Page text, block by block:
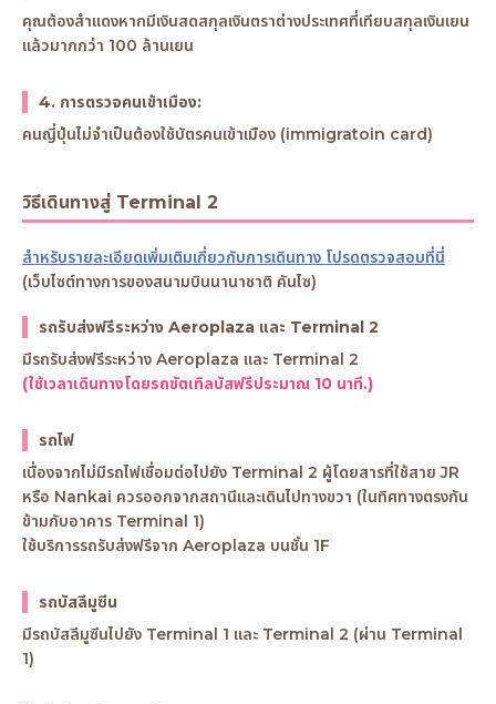
คุณต้องสำแดงหากมีเงินสดสกุลเงินตราต่างประเทศที่เทียบสกุลเงินเยน
แล้วมากกว่า 100 ล้านเยน
4. การตรวจคนเข้าเมือง:
คนญี่ปุ่นไม่จำเป็นต้องใช้บัตรคนเข้าเมือง (immigratoin card)
วิธีเดินทางสู่ Terminal 2
สำหรับรายละเอียดเพิ่มเติมเกี่ยวกับการเดินทาง โปรดตรวจสอบที่นี่
(เว็บไซต์ทางการของสนามบินนานาชาติ คันไซ)
รถรับส่งฟรีระหว่าง Aeroplaza และ Terminal 2
มีรถรับส่งฟรีระหว่าง Aeroplaza และ Terminal 2
(ใช้เวลาเดินทางโดยรถชัตเทิลบัสฟรีประมาณ 10 นาที.)
รถไฟ
เนื่องจากไม่มีรถไฟเชื่อมต่อไปยัง Terminal 2 ผู้โดยสารที่ใช้สาย JR
หรือ Nankai ควรออกจากสถานีและเดินไปทางขวา (ในทิศทางตรงกัน
ข้ามกับอาคาร Terminal 1)
ใช้บริการรถรับส่งฟรีจาก Aeroplaza บนชั้น 1F
รถบัสลีมูซีน
มีรถบัสลีมูซีนไปยัง Terminal 1 และ Terminal 2 (ผ่าน Terminal
1)